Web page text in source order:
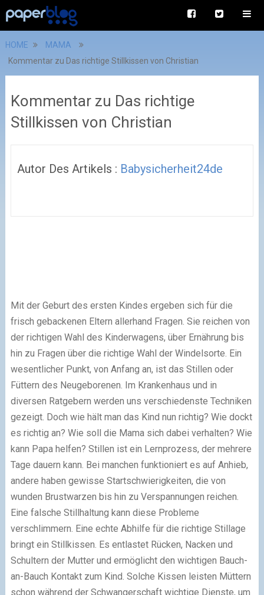
HOME
MAMA
Kommentar zu Das richtige Stillkissen von Christian
Kommentar zu Das richtige
Stillkissen von Christian
Autor Des Artikels : Babysicherheit24de
Mit der Geburt des ersten Kindes ergeben sich für die
frisch gebackenen Eltern allerhand Fragen. Sie reichen von
der richtigen Wahl des Kinderwagens, über Ernährung bis
hin zu Fragen über die richtige Wahl der Windelsorte. Ein
wesentlicher Punkt, von Anfang an, ist das Stillen oder
Füttern des Neugeborenen. Im Krankenhaus und in
diversen Ratgebern werden uns verschiedenste Techniken
gezeigt. Doch wie hält man das Kind nun richtig? Wie dockt
es richtig an? Wie soll die Mama sich dabei verhalten? Wie
kann Papa helfen? Stillen ist ein Lernprozess, der mehrere
Tage dauern kann. Bei manchen funktioniert es auf Anhieb,
andere haben gewisse Startschwierigkeiten, die von
wunden Brustwarzen bis hin zu Verspannungen reichen.
Eine falsche Stillhaltung kann diese Probleme
verschlimmern. Eine echte Abhilfe für die richtige Stillage
bringt ein Stillkissen. Es entlastet Rücken, Nacken und
Schultern der Mutter und ermöglicht den wichtigen Bauch-
an-Bauch Kontakt zum Kind. Solche Kissen leisten Müttern
schon während der Schwangerschaft wichtige Dienste, um